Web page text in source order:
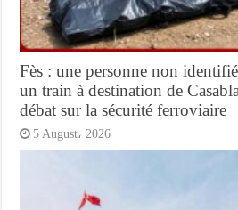
Fès : une personne non
un train à destination de
débat sur la sécurité ferroviaire
5 August، 2026